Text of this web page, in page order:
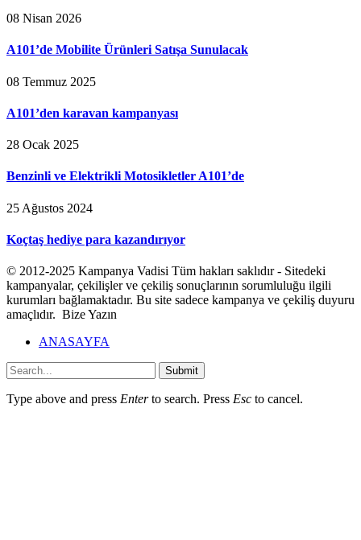
08 Nisan 2026
A101’de Mobilite Ürünleri Satışa Sunulacak
08 Temmuz 2025
A101’den karavan kampanyası
28 Ocak 2025
Benzinli ve Elektrikli Motosikletler A101’de
25 Ağustos 2024
Koçtaş hediye para kazandırıyor
© 2012-2025 Kampanya Vadisi Tüm hakları saklıdır - Sitedeki
kampanyalar, çekilişler ve çekiliş sonuçlarının sorumluluğu ilgili
kurumları bağlamaktadır. Bu site sadece kampanya ve çekiliş duyuru
amaçlıdır. Bize Yazın
ANASAYFA
Submit
Type above and press Enterto search. Press Esc to cancel.